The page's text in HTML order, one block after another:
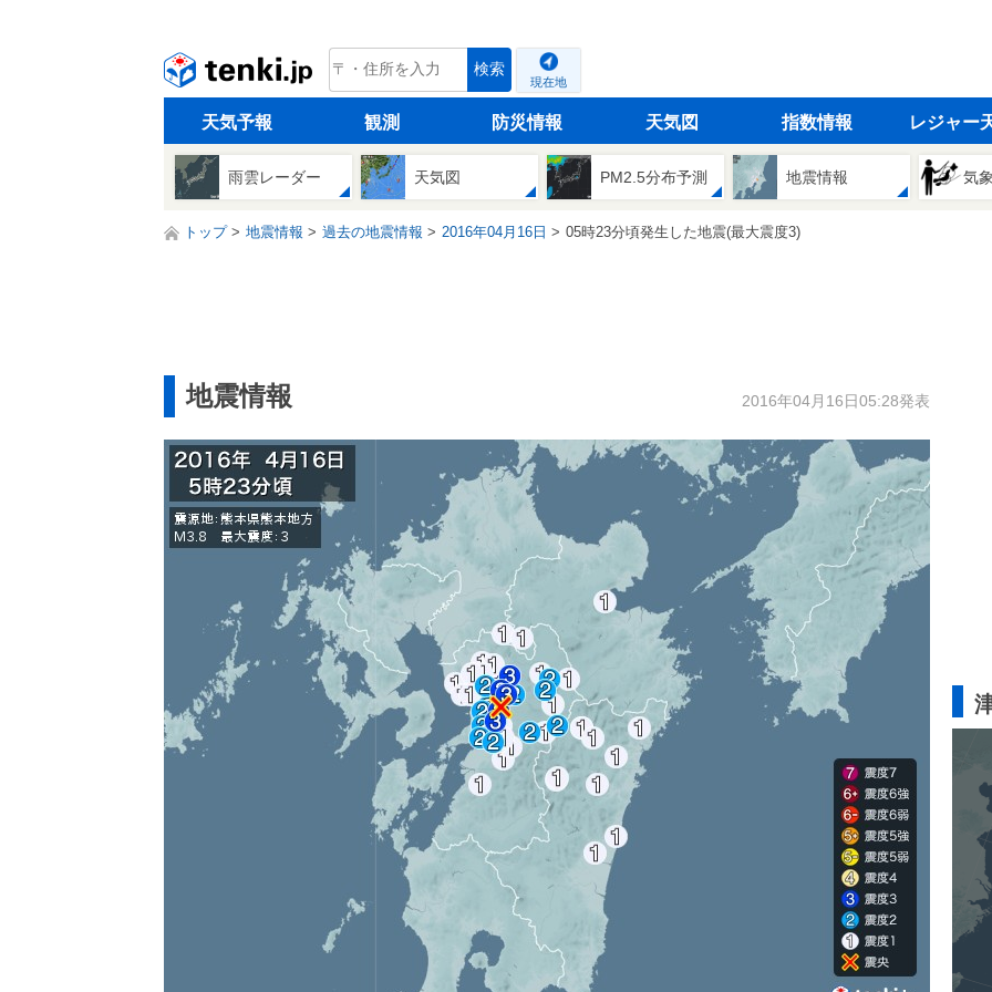
tenki.jp 検索
現在地
天気予報 観測 防災情報 天気図 指数情報 レジャー
雨雲レーダー 天気図 PM2.5分布予測 地震情報 気
トップ 地震情報 過去の地震情報 2016年04月16日 05時23分頃発生した地震(最大震度3)
地震情報 2016年04月16日05:28発表